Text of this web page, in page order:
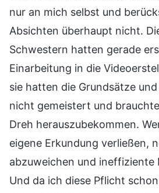
nur an mich selbst und
Absichten überhaupt nicht.
Schwestern hatten gerade
Einarbeitung in die
sie hatten die Grundsätze
nicht gemeistert und
Dreh herauszubekommen.
eigene Erkundung verließen,
abzuweichen und ineffiziente
Und da ich diese Pflicht